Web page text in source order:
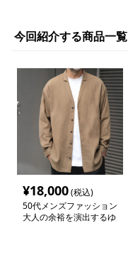
今回紹介する商品一覧
¥18,000(税込)
50代メンズファッション
大人の余裕を演出するゆ